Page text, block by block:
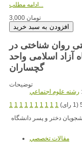
ادامه مطلب...
3,000 تومان
روان شناختی در
آزاد اسلامی واحد
گچساران
توضیحات
رشته علوم اجتماعي
1 1 1 1 1 1 1 1 1 1
دختر و پسر دانشگاه
مقالات تخصصي